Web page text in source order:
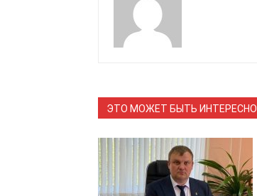
ЭТО МОЖЕТ БЫТЬ ИНТЕРЕСНО